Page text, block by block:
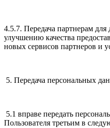
4.5.7. Передача партнерам
улучшению качества
новых сервисов партнеров и
5. Передача персональных
5.1 вправе передать
Пользователя третьим в